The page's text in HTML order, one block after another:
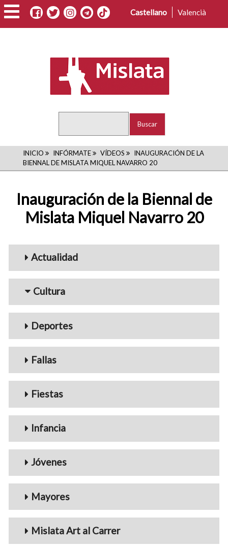
Pasar
al
contenido
Castellano Valencià
RUTA
DE
NAVEGACIÓN
INICIO INFÓRMATE VÍDEOS
INAUGURACIÓN DE LA
BIENNAL DE MISLATA MIQUEL NAVARRO 20
Inauguración de la Biennal de
Mislata Miquel Navarro 20
Menu_Videos
Actualidad
Cultura
Deportes
Fallas
Fiestas
Infancia
Jóvenes
Mayores
Mislata Art al Carrer